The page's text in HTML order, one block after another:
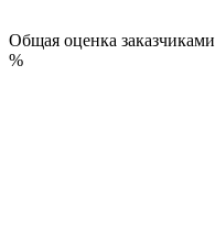
Общая оценка заказчиками
%